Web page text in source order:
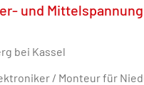
und
bei Kassel
/ Monteur für